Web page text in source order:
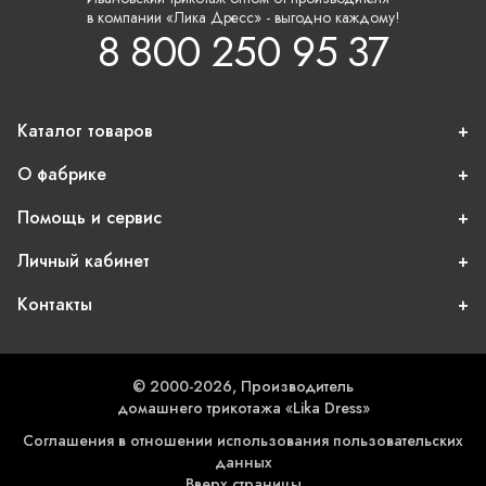
в компании «Лика Дресс» - выгодно каждому!
8 800 250 95 37
Каталог товаров
О фабрике
Помощь и сервис
Личный кабинет
Контакты
© 2000-2026, Производитель
домашнего трикотажа «Lika Dress»
Соглашения в отношении использования пользовательских
данных